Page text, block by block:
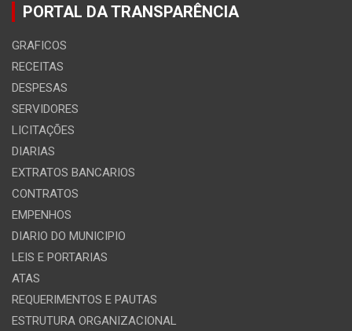
PORTAL DA TRANSPARÊNCIA
GRAFICOS
RECEITAS
DESPESAS
SERVIDORES
LICITAÇÕES
DIARIAS
EXTRATOS BANCARIOS
CONTRATOS
EMPENHOS
DIARIO DO MUNICIPIO
LEIS E PORTARIAS
ATAS
REQUERIMENTOS E PAUTAS
ESTRUTURA ORGANIZACIONAL